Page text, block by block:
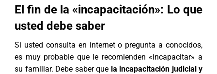
El fin de la «incapacitación»: Lo que
usted debe saber
Si usted consulta en internet o pregunta a conocidos,
es muy probable que le recomienden «incapacitar» a
su familiar. Debe saber que la incapacitación judicial y